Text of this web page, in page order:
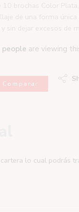
people are viewing
Comparar
lo cual podrás